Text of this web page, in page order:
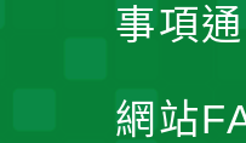
事項
網站